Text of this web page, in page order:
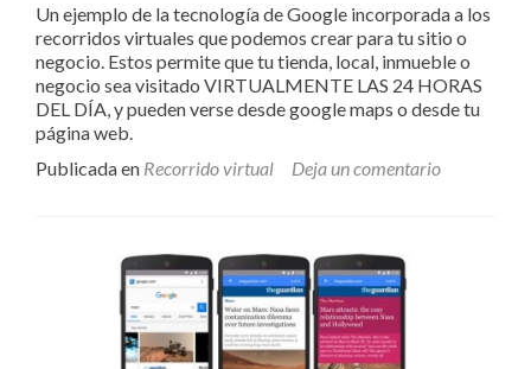
Un ejemplo de la tecnología de Google incorporada a los
recorridos virtuales que podemos crear para tu sitio o
negocio. Estos permite que tu tienda, local, inmueble o
negocio sea visitado VIRTUALMENTE LAS 24 HORAS
DEL DÍA, y pueden verse desde google maps o desde tu
página web.
Publicada en Recorrido virtual Deja un comentario